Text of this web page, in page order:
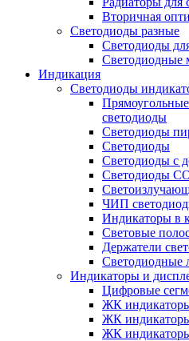
Вторичная
Светодиоды разные
Светодиоды
Светодиодные
Индикация
Светодиоды
светодиоды
Светодиоды
Светодиоды
Светодиоды с
Светодиоды
ЧИП
Индикаторы в
Световые
Держатели
Светодиодные
Индикаторы и
Цифровые
ЖК
ЖК
ЖК